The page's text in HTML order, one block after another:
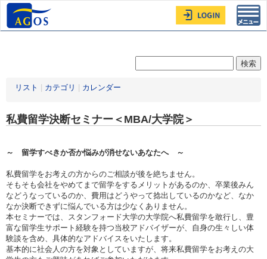
リスト カテゴリ カレンダー
私費留学決断セミナー＜MBA/大学院＞
～ 留学すべきか否か悩みが消せないあなたへ ～
私費留学をお考えの方からのご相談が後を絶ちません。
そもそも会社をやめてまで留学をするメリットがあるのか、卒業後みん
などうなっているのか、費用はどうやって捻出しているのかなど、なか
なか決断できずに悩んでいる方は少なくありません。
本セミナーでは、スタンフォード大学の大学院へ私費留学を敢行し、豊
富な留学生サポート経験を持つ当校アドバイザーが、自身の生々しい体
験談を含め、具体的なアドバイスをいたします。
基本的に社会人の方を対象としていますが、将来私費留学をお考えの大